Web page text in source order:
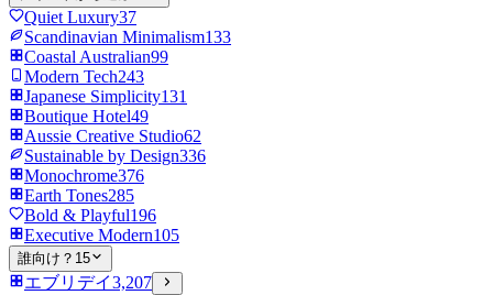
Quiet Luxury37
Scandinavian Minimalism133
Coastal Australian99
Modern Tech243
Japanese Simplicity131
Boutique Hotel49
Aussie Creative Studio62
Sustainable by Design336
Monochrome376
Earth Tones285
Bold & Playful196
Executive Modern105
誰向け？ 15
エブリデイ3,207